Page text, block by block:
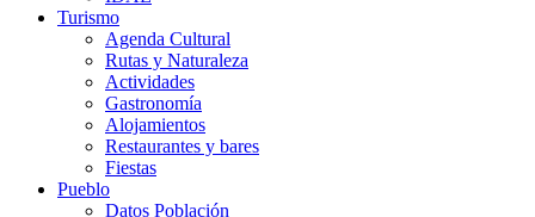
Turismo
Agenda Cultural
Rutas y Naturaleza
Actividades
Gastronomía
Alojamientos
Restaurantes y bares
Fiestas
Pueblo
Datos Población